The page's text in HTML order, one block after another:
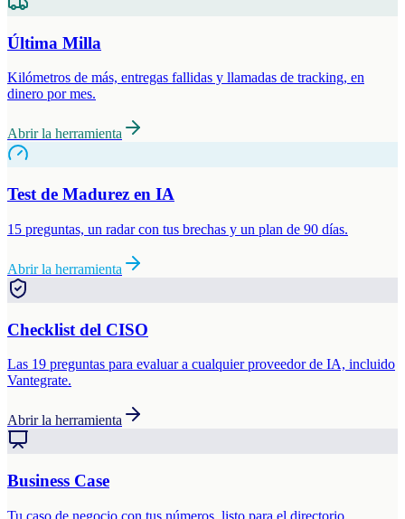
Última Milla
Kilómetros de más, entregas fallidas y llamadas de tracking, en
dinero por mes.
Abrir la herramienta
Test de Madurez en IA
15 preguntas, un radar con tus brechas y un plan de 90 días.
Abrir la herramienta
Checklist del CISO
Las 19 preguntas para evaluar a cualquier proveedor de IA, incluido
Vantegrate.
Abrir la herramienta
Business Case
Tu caso de negocio con tus números, listo para el directorio.